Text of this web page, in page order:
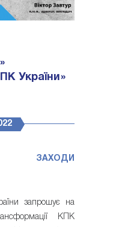
України»
ЗАХОДИ
запрошує на
КПК